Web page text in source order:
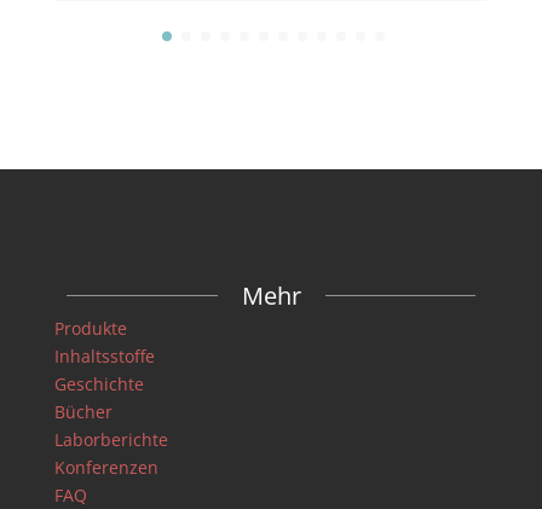
Mehr
Produkte
Inhaltsstoffe
Geschichte
Bücher
Laborberichte
Konferenzen
FAQ